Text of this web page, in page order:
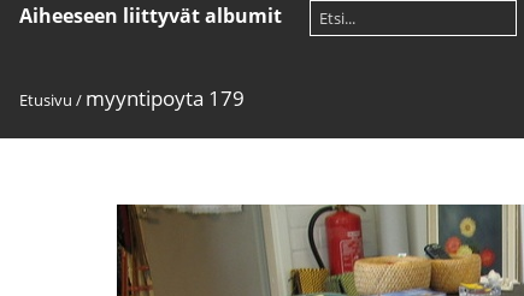
Aiheeseen liittyvät albumit
Etusivu / myyntipoyta 179